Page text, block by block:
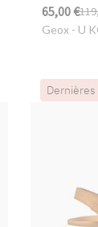
65,00 €
Geox- U
Dernières